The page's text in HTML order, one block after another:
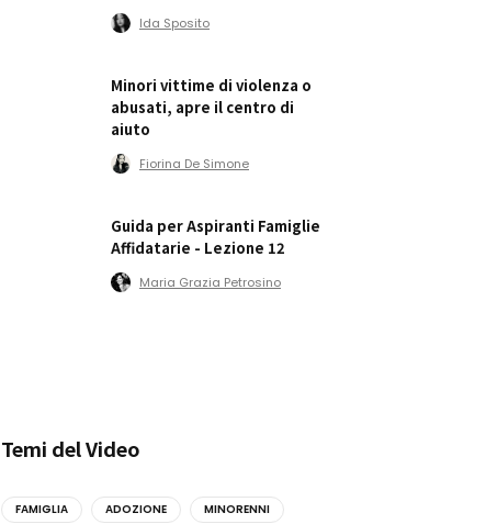
Ida Sposito
Minori vittime di violenza o
abusati, apre il centro di
aiuto
Fiorina De Simone
Guida per Aspiranti Famiglie
Affidatarie - Lezione 12
Maria Grazia Petrosino
Temi del Video
FAMIGLIA ADOZIONE MINORENNI